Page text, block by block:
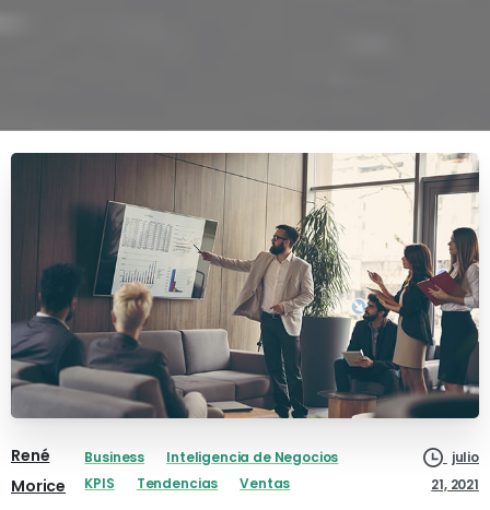
René
Morice
Business
Inteligencia de Negocios
KPIS
Tendencias Ventas
julio
21, 2021